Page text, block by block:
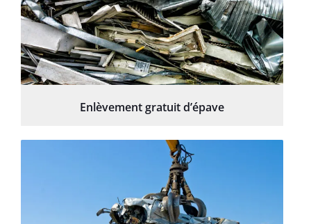
Enlèvement gratuit d’épave